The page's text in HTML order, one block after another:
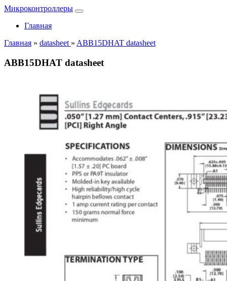
Микроконтроллеры
Главная
Главная » datasheet » ABB15DHAT datasheet
ABB15DHAT datasheet